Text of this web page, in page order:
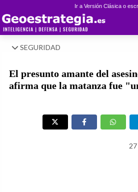
Ir a Versión Clásica o
SEGURIDAD
El presunto amante del
afirma que la matanza fue